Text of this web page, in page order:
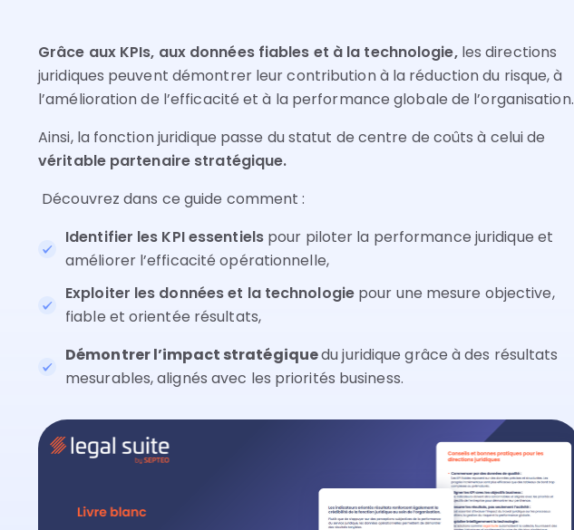
Grâce aux KPIs, aux données fiables et à la technologie, les directions
juridiques peuvent démontrer leur contribution à la réduction du risque, à
l’amélioration de l’efficacité et à la performance globale de l’organisation.
Ainsi, la fonction juridique passe du statut de centre de coûts à celui de
véritable partenaire stratégique.
Découvrez dans ce guide comment :
Identifier les KPI essentielspour piloter la performance juridique et
améliorer l’efficacité opérationnelle,
Exploiter les données et la technologiepour une mesure objective,
fiable et orientée résultats,
Démontrer l’impact stratégiquedu juridique grâce à des résultats
mesurables, alignés avec les priorités business.